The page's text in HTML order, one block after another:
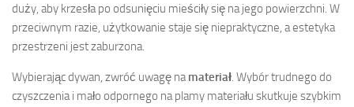
duży, aby krzesła po odsunięciu mieściły się na jego powierzchni. W
przeciwnym razie, użytkowanie staje się niepraktyczne, a estetyka
przestrzeni jest zaburzona.
Wybierając dywan, zwróć uwagę namateriał. Wybór trudnego do
czyszczenia i mało odpornego na plamy materiału skutkuje szybkim